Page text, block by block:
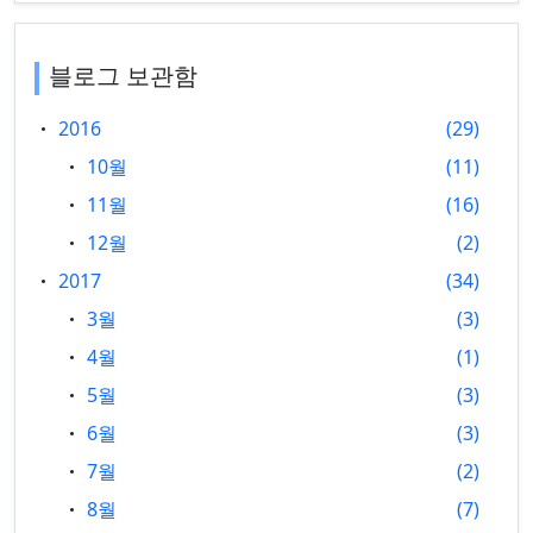
블로그 보관함
2016
29
10월
11
11월
16
12월
2
2017
34
3월
3
4월
1
5월
3
6월
3
7월
2
8월
7